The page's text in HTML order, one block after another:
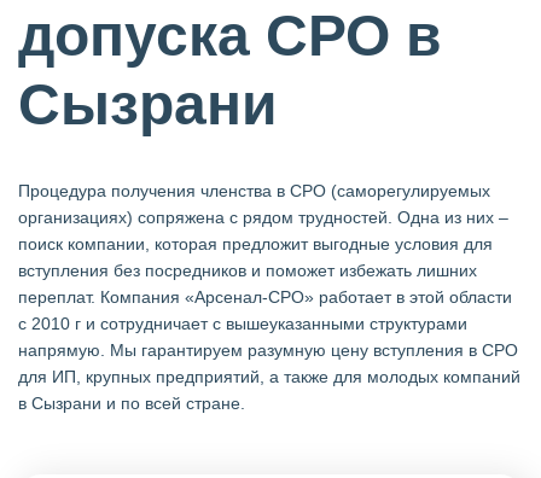
допуска СРО в
Сызрани
Процедура получения членства в СРО (саморегулируемых
организациях) сопряжена с рядом трудностей. Одна из них –
поиск компании, которая предложит выгодные условия для
вступления без посредников и поможет избежать лишних
переплат. Компания «Арсенал-СРО» работает в этой области
с 2010 г и сотрудничает с вышеуказанными структурами
напрямую. Мы гарантируем разумную цену вступления в СРО
для ИП, крупных предприятий, а также для молодых компаний
в Сызрани и по всей стране.